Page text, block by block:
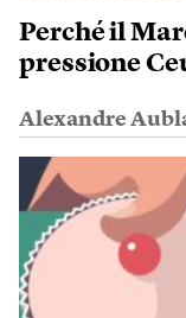
Perché il
pressione
Alexandre